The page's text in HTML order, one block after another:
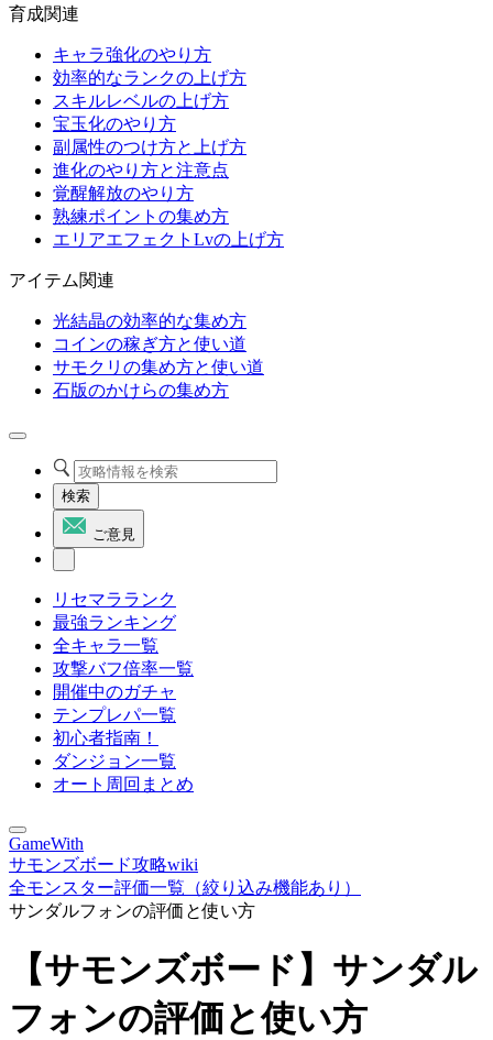
育成関連
キャラ強化のやり方
効率的なランクの上げ方
スキルレベルの上げ方
宝玉化のやり方
副属性のつけ方と上げ方
進化のやり方と注意点
覚醒解放のやり方
熟練ポイントの集め方
エリアエフェクトLvの上げ方
アイテム関連
光結晶の効率的な集め方
コインの稼ぎ方と使い道
サモクリの集め方と使い道
石版のかけらの集め方
検索
ご意見
リセマラランク
最強ランキング
全キャラ一覧
攻撃バフ倍率一覧
開催中のガチャ
テンプレパ一覧
初心者指南！
ダンジョン一覧
オート周回まとめ
GameWith
サモンズボード攻略wiki
全モンスター評価一覧（絞り込み機能あり）
サンダルフォンの評価と使い方
【サモンズボード】サンダル
フォンの評価と使い方